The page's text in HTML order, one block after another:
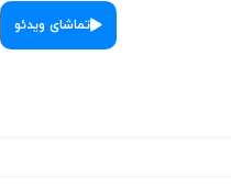
تماشای ویدئو